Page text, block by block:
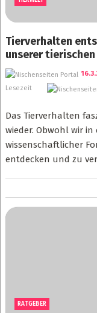
Tierverhalten
unserer
Lesezeit
Das Tierverhalten
wieder. Obwohl wir
wissenschaftlicher
entdecken und zu
RATGEBER